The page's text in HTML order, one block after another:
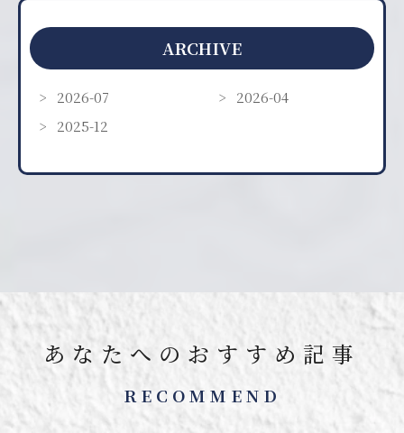
ARCHIVE
2026-07
2026-04
2025-12
あなたへのおすすめ記事
RECOMMEND